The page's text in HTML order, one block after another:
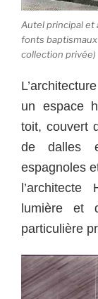
Autel principal et
fonts
collection privée)
un espace
toit, couvert
de dalles
espagnoles
lumière et
particulière